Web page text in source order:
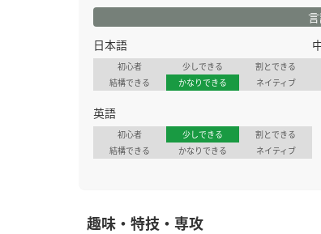
日本語
初心者 少しできる
割とできる
結構できる
かなりできる ネイティブ
英語
初心者 少しできる
割とできる
結構できる
かなりできる ネイティブ
趣味・特技・専攻